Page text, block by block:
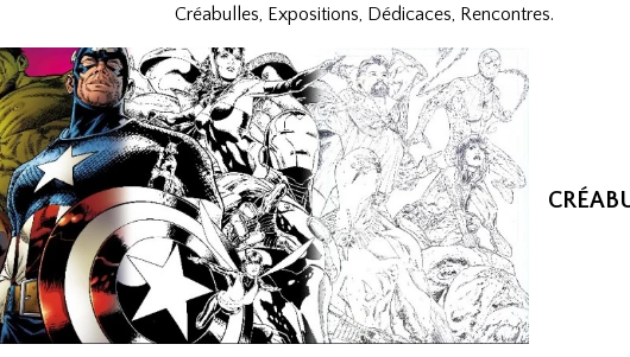
Créabulles, Expositions, Dédicaces, Rencontres.